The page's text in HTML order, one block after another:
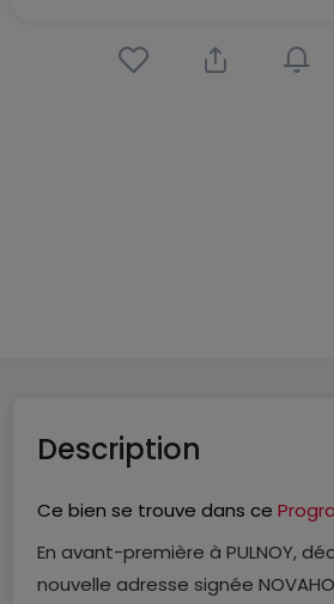
Description
Ce bien se trouve dans ce
En avant-première à PULNOY,
nouvelle adresse signée